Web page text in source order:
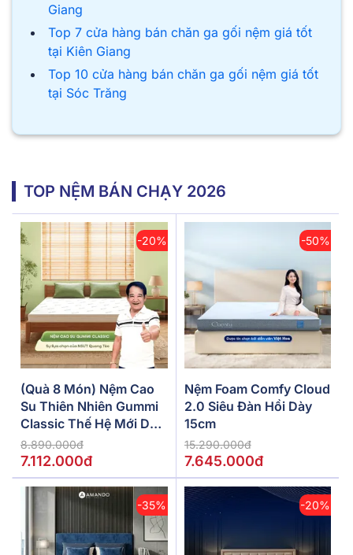
Giang
Top 7 cửa hàng bán chăn ga gối nệm giá tốt
tại Kiên Giang
Top 10 cửa hàng bán chăn ga gối nệm giá tốt
tại Sóc Trăng
TOP NỆM BÁN CHẠY 2026
-20%
(Quà 8 Món) Nệm Cao
Su Thiên Nhiên Gummi
Classic Thế Hệ Mới Dày
5/10/15cm
8.890.000đ
7.112.000đ
-50%
Nệm Foam Comfy Cloud
2.0 Siêu Đàn Hồi Dày
15cm
15.290.000đ
7.645.000đ
-35% -20%